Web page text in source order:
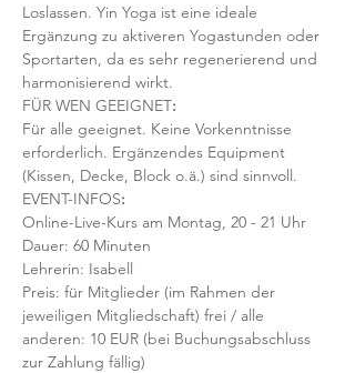
Loslassen. Yin Yoga ist eine ideale
Ergänzung zu aktiveren Yogastunden oder
Sportarten, da es sehr regenerierend und
harmonisierend wirkt.
FÜR WEN GEEIGNET:
Für alle geeignet. Keine Vorkenntnisse
erforderlich. Ergänzendes Equipment
(Kissen, Decke, Block o.ä.) sind sinnvoll.
EVENT-INFOS:
Online-Live-Kurs am Montag, 20 - 21 Uhr
Dauer: 60 Minuten
Lehrerin: Isabell
Preis: für Mitglieder (im Rahmen der
jeweiligen Mitgliedschaft) frei / alle
anderen: 10 EUR (bei Buchungsabschluss
zur Zahlung fällig)